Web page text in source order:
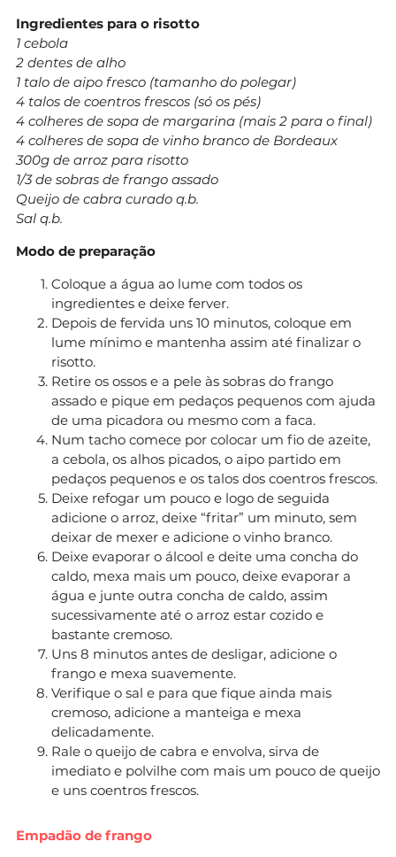
Ingredientes para o risotto
1 cebola
2 dentes de alho
1 talo de aipo fresco (tamanho do polegar)
4 talos de coentros frescos (só os pés)
4 colheres de sopa de margarina (mais 2 para o final)
4 colheres de sopa de vinho branco de Bordeaux
300g de arroz para risotto
1/3 de sobras de frango assado
Queijo de cabra curado q.b.
Sal q.b.
Modo de preparação
Coloque a água ao lume com todos os
ingredientes e deixe ferver.
Depois de fervida uns 10 minutos, coloque em
lume mínimo e mantenha assim até finalizar o
risotto.
Retire os ossos e a pele às sobras do frango
assado e pique em pedaços pequenos com ajuda
de uma picadora ou mesmo com a faca.
Num tacho comece por colocar um fio de azeite,
a cebola, os alhos picados, o aipo partido em
pedaços pequenos e os talos dos coentros frescos.
Deixe refogar um pouco e logo de seguida
adicione o arroz, deixe “fritar” um minuto, sem
deixar de mexer e adicione o vinho branco.
Deixe evaporar o álcool e deite uma concha do
caldo, mexa mais um pouco, deixe evaporar a
água e junte outra concha de caldo, assim
sucessivamente até o arroz estar cozido e
bastante cremoso.
Uns 8 minutos antes de desligar, adicione o
frango e mexa suavemente.
Verifique o sal e para que fique ainda mais
cremoso, adicione a manteiga e mexa
delicadamente.
Rale o queijo de cabra e envolva, sirva de
imediato e polvilhe com mais um pouco de queijo
e uns coentros frescos.
Empadão de frango